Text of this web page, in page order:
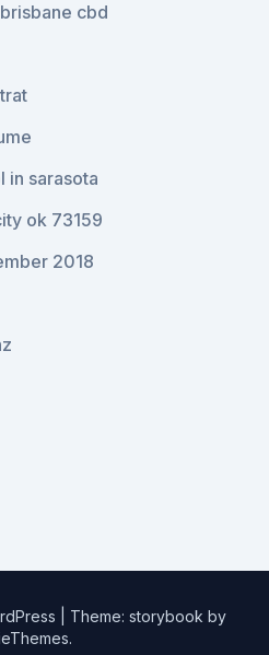
cbd
in sarasota
ok 73159
2018
Theme: storybook by
.